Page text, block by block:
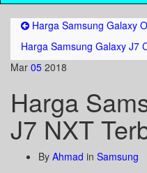
Harga Samsung Galaxy
Harga Samsung Galaxy J7
Mar 05 2018
Harga
J7 NXT
By Ahmad in Samsung